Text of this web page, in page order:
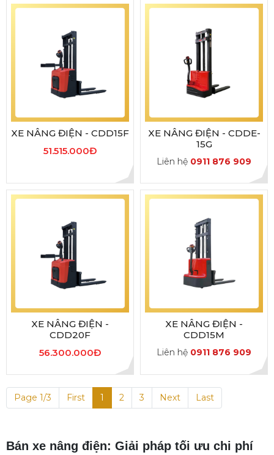
XE NÂNG ĐIỆN - CDD15F
51.515.000Đ
XE NÂNG ĐIỆN - CDDE-
15G
Liên hệ 0911 876 909
XE NÂNG ĐIỆN -
CDD20F
56.300.000Đ
XE NÂNG ĐIỆN -
CDD15M
Liên hệ 0911 876 909
Page 1/3 First 1 2 3 Next Last
Bán xe nâng điện: Giải pháp tối ưu chi phí